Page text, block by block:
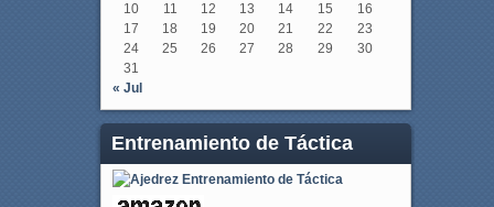
10
11 12 13 14 15
16
17
18 19 20 21 22
23
24
25 26 27 28 29
30
31
« Jul
Entrenamiento de Táctica